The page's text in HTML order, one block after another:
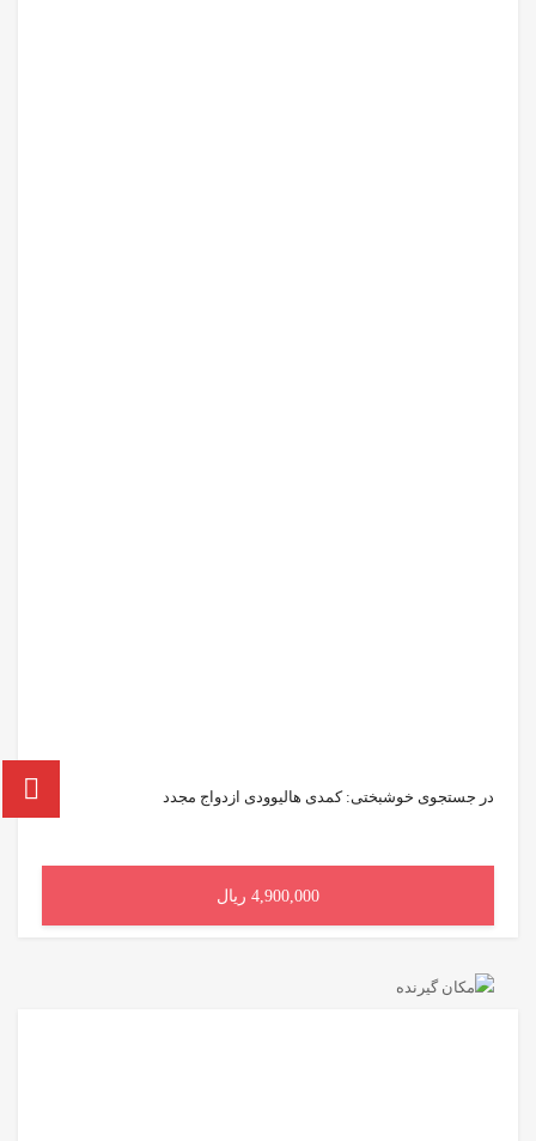
در جستجوی خوشبختی: کمدی هالیوودی ازدواج مجدد
4,900,000 ریال
افزودن به سبد خرید